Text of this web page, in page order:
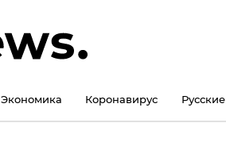
Экономика Коронавирус